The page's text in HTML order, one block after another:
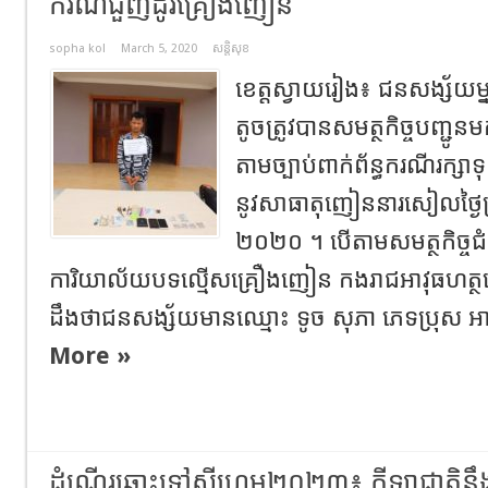
sopha kol March 5, 2020 សន្តិសុខ
ខេត្តស្វាយរៀង​៖​ ជនសង្ស័យ
តូចត្រូវបានសមត្ថកិច្ចបញ្ជូនម
តាមច្បាប់ពាក់ព័ន្ធករណីរក្
នូវសាធាតុញៀននារសៀលថ្ងៃ
២០២០​ ។ បើតាមសមត្ថកិច្ច
ការិយាល័យបទល្មេីសគ្រឿងញៀន កងរាជអាវុធហត្ថ
ដឹងថាជនសង្ស័យមានឈ្មោះ ទូច សុភា ភេទប្រុស
More »